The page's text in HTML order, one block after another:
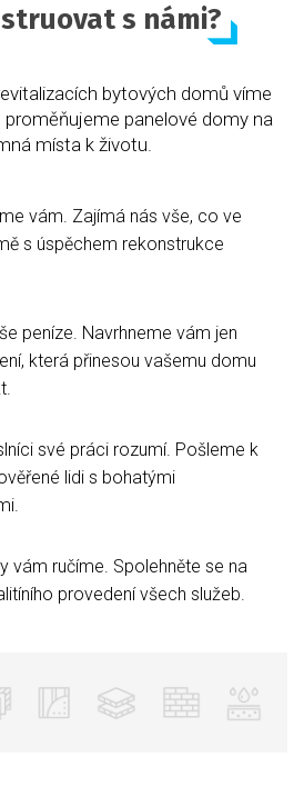
s námi?
bytových domů víme
panelové domy na
místa k životu.
vám. Zajímá nás vše, co ve
s úspěchem rekonstrukce
peníze. Navrhneme vám jen
která přinesou vašemu domu
své práci rozumí. Pošleme k
lidi s bohatými
vám ručíme. Spolehněte se na
provedení všech služeb.